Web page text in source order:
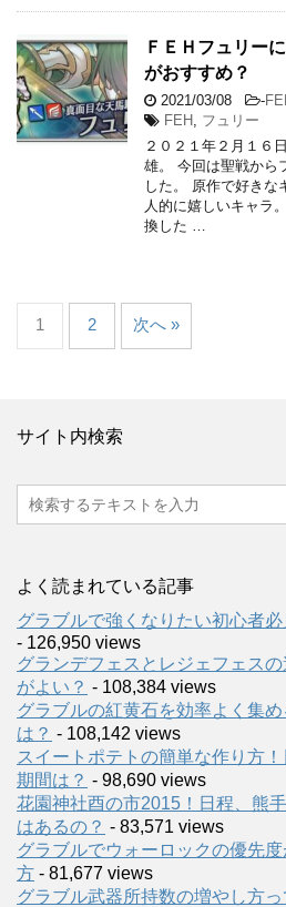
ＦＥＨフュリー
がおすすめ？
2021/03/08 -
FEH フュリー
２０２１年２月１６
雄。 今回は聖戦から
した。 原作で好きな
人的に嬉しいキャラ
換した …
1 2 次へ »
サイト内検索
よく読まれている記事
グラブルで強くなりたい初心者
- 126,950 views
グランデフェスとレジェフェス
がよい？ - 108,384 views
グラブルの紅黄石を効率よく集
は？ - 108,142 views
スイートポテトの簡単な作り方
期間は？ - 98,690 views
花園神社酉の市2015！日程、熊
はあるの？ - 83,571 views
グラブルでウォーロックの優先
方 - 81,677 views
グラブル武器所持数の増やし方